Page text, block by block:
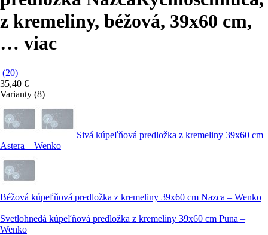
z kremeliny, béžová, 39x60 cm,
… viac
(20)
35,40 €
Varianty (8)
Sivá kúpeľňová predložka z kremeliny 39x60 cm
Astera – Wenko
Béžová kúpeľňová predložka z kremeliny 39x60 cm Nazca – Wenko
Svetlohnedá kúpeľňová predložka z kremeliny 39x60 cm Puna –
Wenko